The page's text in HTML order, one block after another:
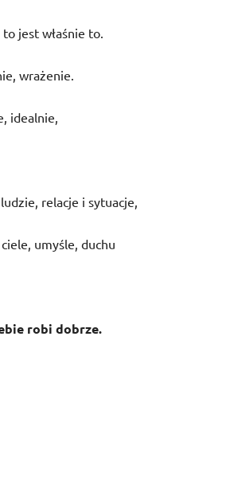
jest właśnie to.
wrażenie.
idealnie,
relacje i sytuacje,
umyśle, duchu
robi dobrze.